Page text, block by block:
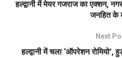
हल्द्वानी में मेयर गजराज का एक्शन,
जनहित के
Next
हल्द्वानी में चला ‘ऑपरेशन